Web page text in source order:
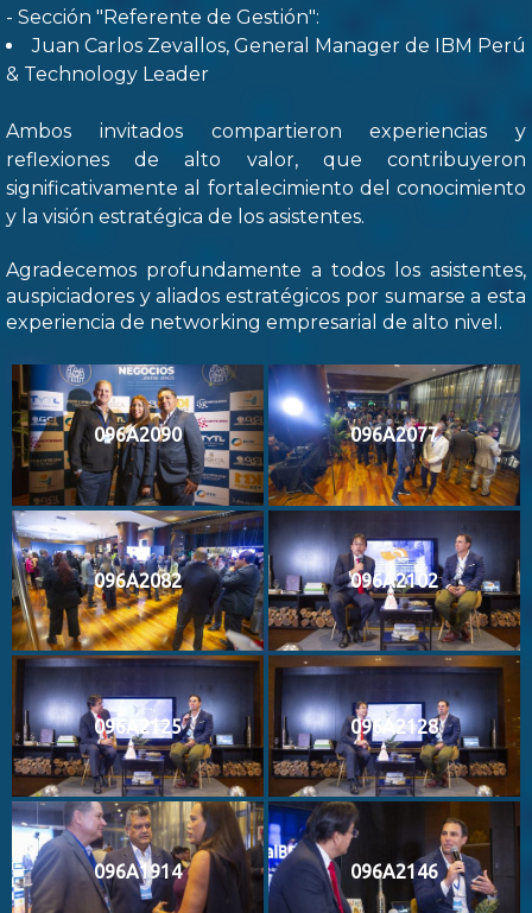
- Sección "Referente de Gestión":
Juan Carlos Zevallos, General Manager de IBM Perú
& Technology Leader
Ambos invitados compartieron experiencias y
reflexiones de alto valor, que contribuyeron
significativamente al fortalecimiento del conocimiento
y la visión estratégica de los asistentes.
Agradecemos profundamente a todos los asistentes,
auspiciadores y aliados estratégicos por sumarse a esta
experiencia de networking empresarial de alto nivel.
096A2090 096A2077
096A2082 096A2102
096A2125 096A2128
096A1914 096A2146